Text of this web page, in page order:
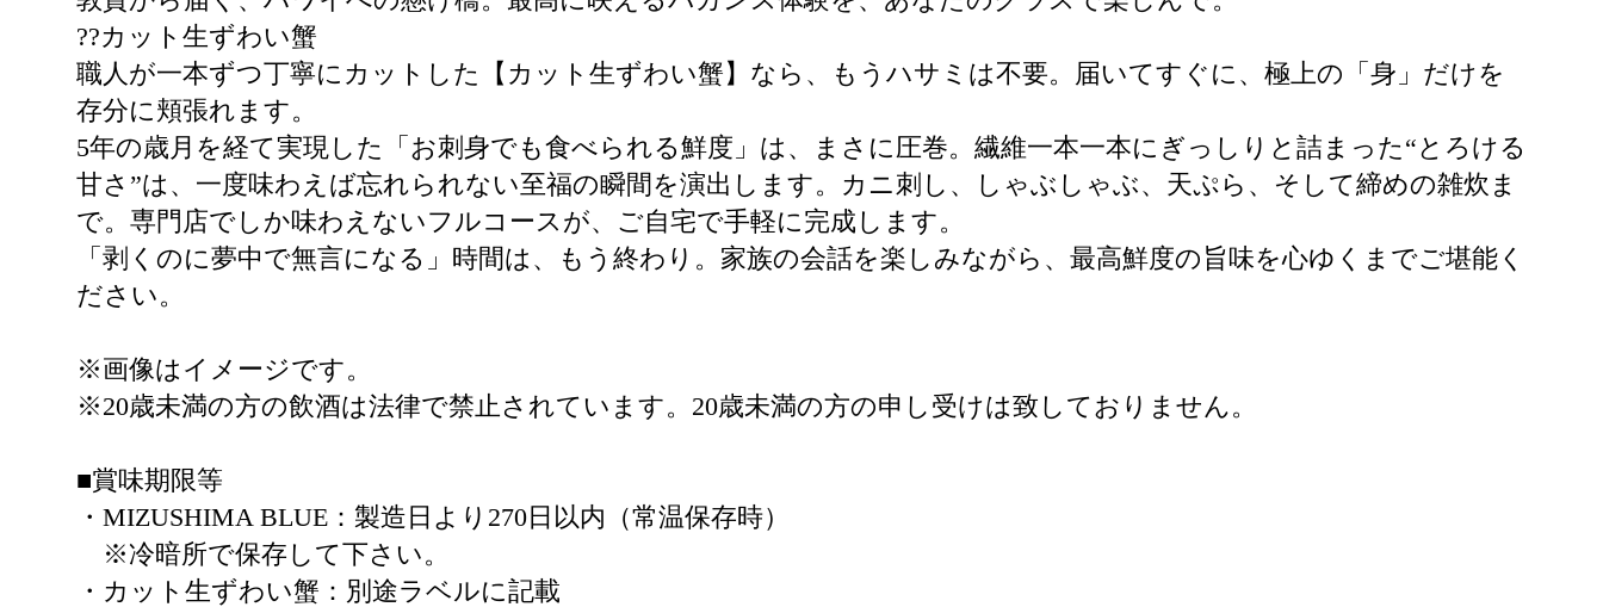
??カット生ずわい蟹
職人が一本ずつ丁寧にカットした【カット生ずわい蟹】なら、もうハサミは不要。届いてすぐに、極上の「身」だけを
存分に頬張れます。
5年の歳月を経て実現した「お刺身でも食べられる鮮度」は、まさに圧巻。繊維一本一本にぎっしりと詰まった“とろける
甘さ”は、一度味わえば忘れられない至福の瞬間を演出します。カニ刺し、しゃぶしゃぶ、天ぷら、そして締めの雑炊ま
で。専門店でしか味わえないフルコースが、ご自宅で手軽に完成します。
「剥くのに夢中で無言になる」時間は、もう終わり。家族の会話を楽しみながら、最高鮮度の旨味を心ゆくまでご堪能く
ださい。
※画像はイメージです。
※20歳未満の方の飲酒は法律で禁止されています。20歳未満の方の申し受けは致しておりません。
■賞味期限等
・MIZUSHIMA BLUE：製造日より270日以内（常温保存時）
※冷暗所で保存して下さい。
・カット生ずわい蟹：別途ラベルに記載